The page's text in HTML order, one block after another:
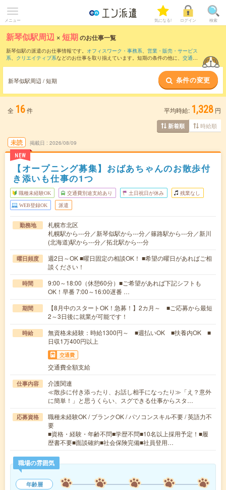
メニュー 気になる! ログイン 検索
新琴似駅周辺 ×短期のお仕事一覧
新琴似駅の派遣のお仕事情報です。 オフィスワーク・事務系、 営業・販売・サービス
系、 クリエイティブ系などのお仕事を取り揃えています。短期の条件の他に、 交通費
新琴似駅周辺 / 短期 条件の変更
全 16件 平均時給: 1,328 円
新着順 時給順
未読
NEW
掲載日 2026/08/09
【オープニング募集】おばあちゃんのお散歩付
き添いも仕事の1つ
職種未経験OK 交通費別途支給あり 土日祝日が休み 残業なし
WEB登録OK 派遣
勤務地
札幌市北区
札幌駅から---分／新琴似駅から---分／篠路駅から---分／新川
(北海道)駅から---分／拓北駅から---分
曜日頻度
週2日～OK ■曜日固定の相談OK！ ■希望の曜日があればご相
談ください！
時間
9:00～18:00（休憩60分）■ご希望があれば下記シフトも
OK！早番 7:00～16:00遅番 …
期間
【8月中のスタートOK！急募！】2カ月～ ■ご応募から最短
2～3日後に就業が可能です！
時給
無資格未経験：時給1300円～ ■週払いOK ■扶養内OK ■
日収1万400円以上
交通費
交通費全額支給
仕事内容
介護関連
≪散歩に付き添ったり、お話し相手になったり≫「え？意外
に簡単！」と思うくらい、スグできる仕事からスタ…
応募資格
職種未経験OK / ブランクOK / パソコンスキル不要 / 英語力不
要
■資格・経験・年齢不問■学歴不問■10名以上採用予定！■履
歴書不要■面談確約■社会保険完備■社員登用…
職場の雰囲気
年齢層